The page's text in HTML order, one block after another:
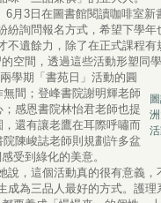
6月3日在圖書館閱讀咖啡室新
詢問報名方式，希望下學年
遺餘力，除了在正式課程有
空間，透過這些活動形塑同
活
學期「書苑日」活動的圓
間；登峰書院謝明輝老師
感恩書院林怡君老師也提
還有讓老鷹在耳際呼嘯而
陳峻誌老師則規劃許多盆
受到綠化的美意。
說，這個活動真的很有意義
為三品人最好的方式。護理